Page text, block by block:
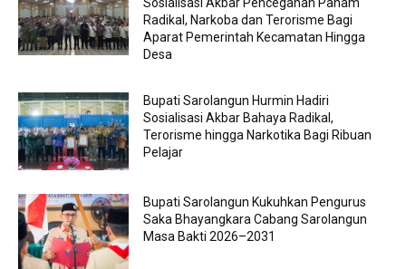
Sosialisasi Akbar Pencegahan Paham
Radikal, Narkoba dan Terorisme Bagi
Aparat Pemerintah Kecamatan Hingga
Desa
Bupati Sarolangun Hurmin Hadiri
Sosialisasi Akbar Bahaya Radikal,
Terorisme hingga Narkotika Bagi Ribuan
Pelajar
Bupati Sarolangun Kukuhkan Pengurus
Saka Bhayangkara Cabang Sarolangun
Masa Bakti 2026–2031